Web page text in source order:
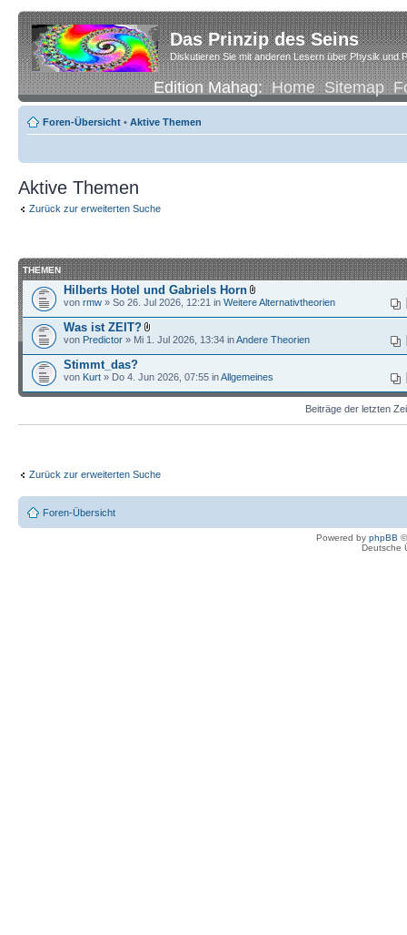
Das Prinzip des Seins
Diskutieren Sie mit anderen Lesern über Physik und
Edition Mahag:Home Sitemap
Foren-Übersicht • Aktive Themen
Aktive Themen
Zurück zur erweiterten Suche
THEMEN
Hilberts Hotel und Gabriels Horn
von rmw » So 26. Jul 2026, 12:21 in Weitere Alternativtheorien
Was ist ZEIT?
von Predictor » Mi 1. Jul 2026, 13:34 inAndere Theorien
Stimmt_das?
von Kurt » Do 4. Jun 2026, 07:55 inAllgemeines
Beiträge der letzten
Zurück zur erweiterten Suche
Foren-Übersicht
Powered by phpBB
Deutsche